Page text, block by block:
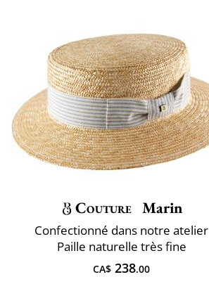
Couture Marin
Confectionné dans notre atelier
Paille naturelle très fine
CA$ 238.00